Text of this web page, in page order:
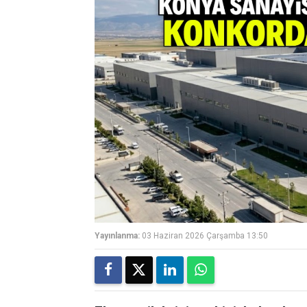
Yayınlanma: 03 Haziran 2026 Çarşamba 13:50